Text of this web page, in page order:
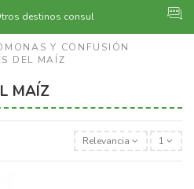
destinos consultar
Y CONFUSIÓN
DEL MAÍZ
MAÍZ
Relevancia 1